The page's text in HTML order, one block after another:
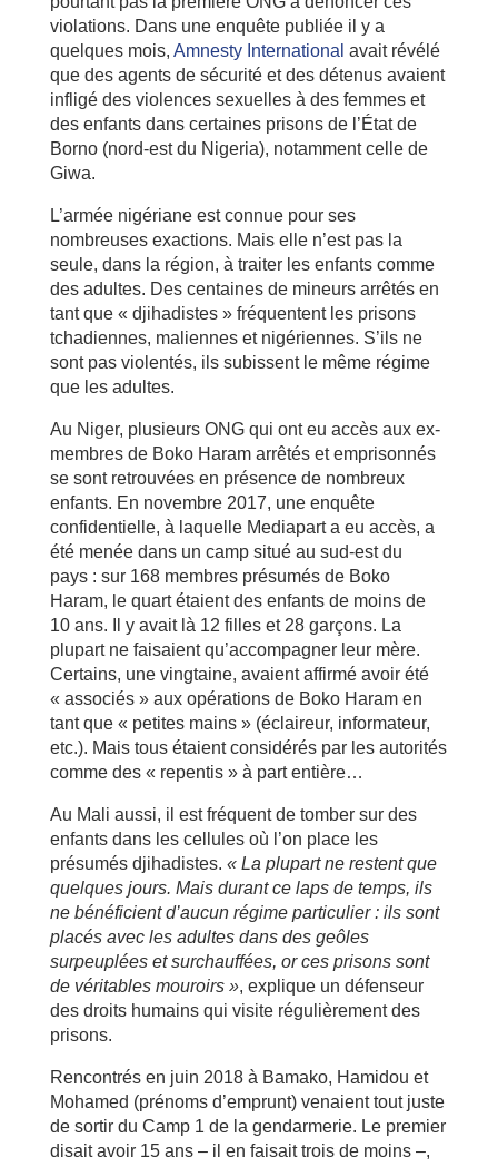
violations. Dans une enquête publiée il y a
quelques mois, Amnesty International avait révélé
que des agents de sécurité et des détenus avaient
infligé des violences sexuelles à des femmes et
des enfants dans certaines prisons de l’État de
Borno (nord-est du Nigeria), notamment celle de
Giwa.
L’armée nigériane est connue pour ses
nombreuses exactions. Mais elle n’est pas la
seule, dans la région, à traiter les enfants comme
des adultes. Des centaines de mineurs arrêtés en
tant que « djihadistes » fréquentent les prisons
tchadiennes, maliennes et nigériennes. S’ils ne
sont pas violentés, ils subissent le même régime
que les adultes.
Au Niger, plusieurs ONG qui ont eu accès aux ex-
membres de Boko Haram arrêtés et emprisonnés
se sont retrouvées en présence de nombreux
enfants. En novembre 2017, une enquête
confidentielle, à laquelle Mediapart a eu accès, a
été menée dans un camp situé au sud-est du
pays : sur 168 membres présumés de Boko
Haram, le quart étaient des enfants de moins de
10 ans. Il y avait là 12 filles et 28 garçons. La
plupart ne faisaient qu’accompagner leur mère.
Certains, une vingtaine, avaient affirmé avoir été
« associés » aux opérations de Boko Haram en
tant que « petites mains » (éclaireur, informateur,
etc.). Mais tous étaient considérés par les autorités
comme des « repentis » à part entière…
Au Mali aussi, il est fréquent de tomber sur des
enfants dans les cellules où l’on place les
présumés djihadistes. « La plupart ne restent que
quelques jours. Mais durant ce laps de temps, ils
ne bénéficient d’aucun régime particulier : ils sont
placés avec les adultes dans des geôles
surpeuplées et surchauffées, or ces prisons sont
de véritables mouroirs », explique un défenseur
des droits humains qui visite régulièrement des
prisons.
Rencontrés en juin 2018 à Bamako, Hamidou et
Mohamed (prénoms d’emprunt) venaient tout juste
de sortir du Camp 1 de la gendarmerie. Le premier
disait avoir 15 ans – il en faisait trois de moins –,